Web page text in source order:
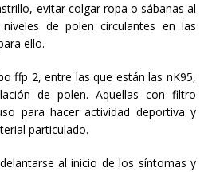
evitar colgar ropa o sábanas al
de polen circulantes en las
ello.
ffp 2, entre las que están las nK95,
de polen. Aquellas con filtro
para hacer actividad deportiva y
particulado.
al inicio de los síntomas y